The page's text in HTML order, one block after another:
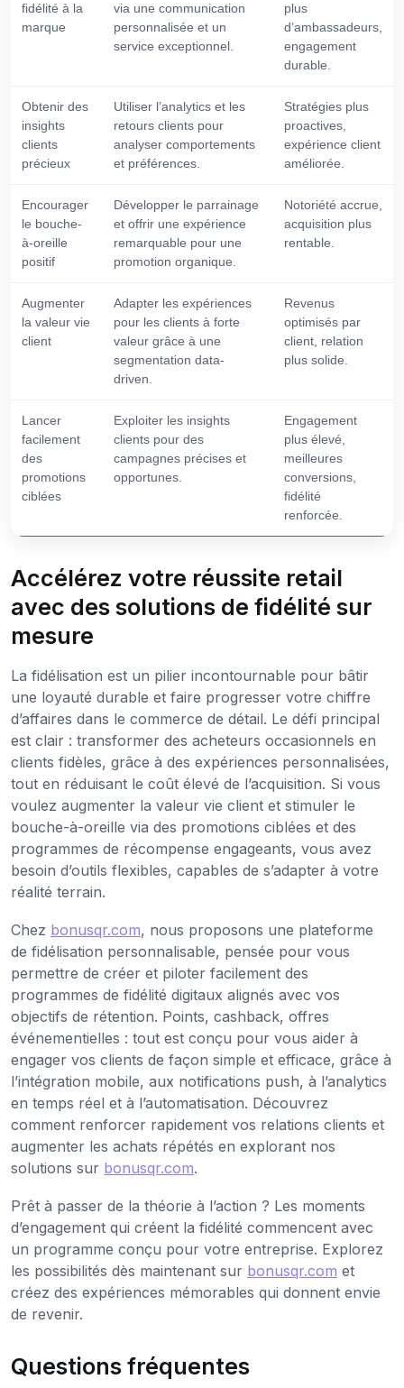
fidélité à la
marque
via une communication
personnalisée et un
service exceptionnel.
plus
d’ambassadeurs,
engagement
durable.
Obtenir des
insights
clients
précieux
Utiliser l’analytics et les
retours clients pour
analyser comportements
et préférences.
Stratégies plus
proactives,
expérience client
améliorée.
Encourager
le bouche-
à-oreille
positif
Développer le parrainage
et offrir une expérience
remarquable pour une
promotion organique.
Notoriété accrue,
acquisition plus
rentable.
Augmenter
la valeur vie
client
Adapter les expériences
pour les clients à forte
valeur grâce à une
segmentation data-
driven.
Revenus
optimisés par
client, relation
plus solide.
Lancer
facilement
des
promotions
ciblées
Exploiter les insights
clients pour des
campagnes précises et
opportunes.
Engagement
plus élevé,
meilleures
conversions,
fidélité
renforcée.
Accélérez votre réussite retail
avec des solutions de fidélité sur
mesure
La fidélisation est un pilier incontournable pour bâtir
une loyauté durable et faire progresser votre chiffre
d’affaires dans le commerce de détail. Le défi principal
est clair : transformer des acheteurs occasionnels en
clients fidèles, grâce à des expériences personnalisées,
tout en réduisant le coût élevé de l’acquisition. Si vous
voulez augmenter la valeur vie client et stimuler le
bouche-à-oreille via des promotions ciblées et des
programmes de récompense engageants, vous avez
besoin d’outils flexibles, capables de s’adapter à votre
réalité terrain.
Chez bonusqr.com, nous proposons une plateforme
de fidélisation personnalisable, pensée pour vous
permettre de créer et piloter facilement des
programmes de fidélité digitaux alignés avec vos
objectifs de rétention. Points, cashback, offres
événementielles : tout est conçu pour vous aider à
engager vos clients de façon simple et efficace, grâce à
l’intégration mobile, aux notifications push, à l’analytics
en temps réel et à l’automatisation. Découvrez
comment renforcer rapidement vos relations clients et
augmenter les achats répétés en explorant nos
solutions sur bonusqr.com.
Prêt à passer de la théorie à l’action ? Les moments
d’engagement qui créent la fidélité commencent avec
un programme conçu pour votre entreprise. Explorez
les possibilités dès maintenant sur bonusqr.com et
créez des expériences mémorables qui donnent envie
de revenir.
Questions fréquentes